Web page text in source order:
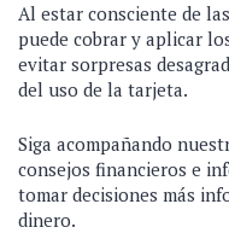
Al estar consciente de
puede cobrar y aplicar
evitar sorpresas
del uso de la tarjeta.
Siga acompañando
consejos financieros e
tomar decisiones más
dinero.